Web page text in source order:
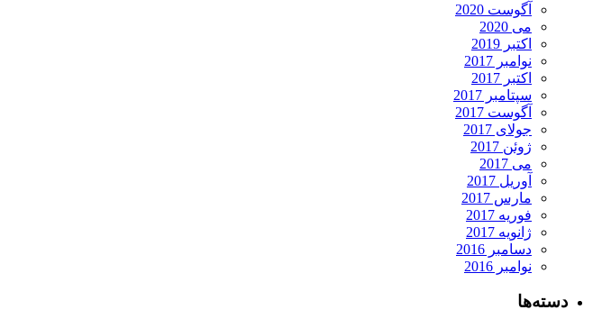
آگوست 2020
می 2020
اکتبر 2019
نوامبر 2017
اکتبر 2017
سپتامبر 2017
آگوست 2017
جولای 2017
ژوئن 2017
می 2017
آوریل 2017
مارس 2017
فوریه 2017
ژانویه 2017
دسامبر 2016
نوامبر 2016
دسته‌ها